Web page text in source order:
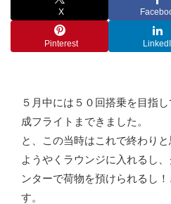
X
Pinterest
５月中には５０回搭乗を目指
成フライトまできました。
と、この当時はこれで終わりと
ようやくラウンジに入れるし
ンターで荷物を預けられるし
す。